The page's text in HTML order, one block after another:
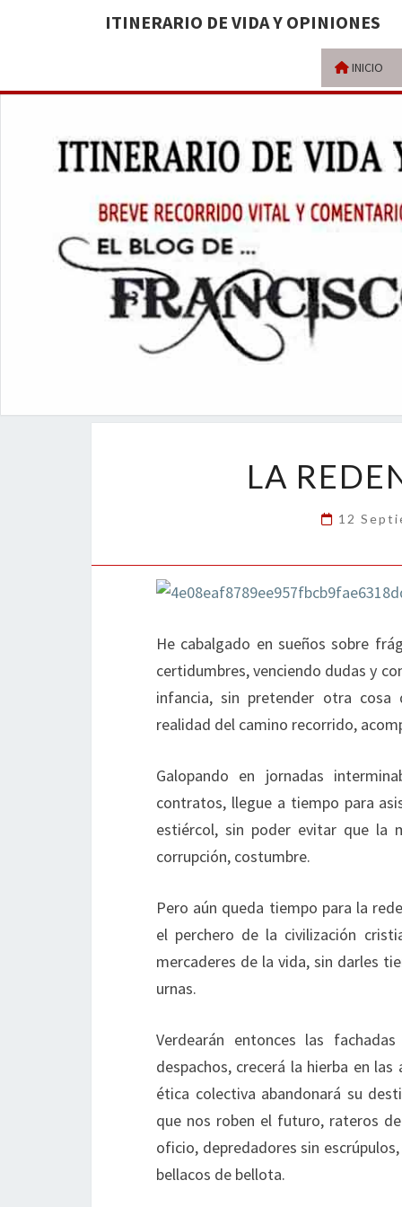
ITINERARIO DE VIDA Y OPINIONES
INICIO
LA
12
He cabalgado en sueños sobre
certidumbres, venciendo dudas y
infancia, sin pretender otra cosa
realidad del camino recorrido,
Galopando en jornadas
contratos, llegue a tiempo para
estiércol, sin poder evitar que la
corrupción, costumbre.
Pero aún queda tiempo para la
el perchero de la civilización
mercaderes de la vida, sin darles
urnas.
Verdearán entonces las
despachos, crecerá la hierba en
ética colectiva abandonará su
que nos roben el futuro, rateros
oficio, depredadores sin
bellacos de bellota.